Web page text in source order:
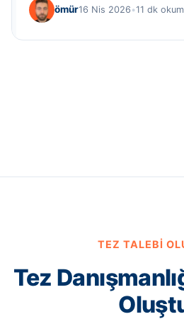
ömür16 Nis 2026 •11 dk
TEZ TALEBI
Tez